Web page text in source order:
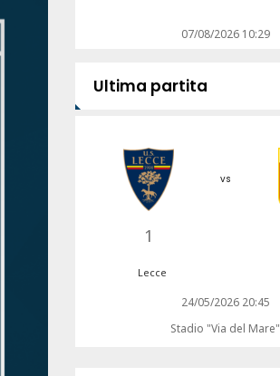
07/08/2026 10:29
Ultima partita
1
vs
Lecce
24/05/2026 20:45
Stadio "Via del Mare"